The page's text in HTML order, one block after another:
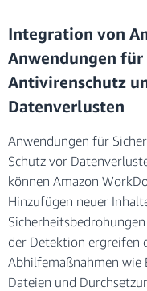
Integration von
Anwendungen
Antivirenschutz
Datenverlusten
Anwendungen für
Schutz vor
können Amazon
Hinzufügen neuer
der Detektion ergreifen
Abhilfemaßnahmen wie
Dateien und